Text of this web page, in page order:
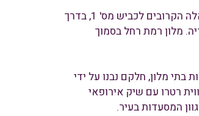
רוב בתי המלון בעיר, מתרכזים ב-4 מתחמים עיקריים: בכניסה לעיר, במרכזה, בקרבת העיר העתיקה ואלה הקרובים לכביש מס' 1, בדרך
מלון רמת רחל בסמוך
בתי מלון, חלקם נבנו על ידי
רטרו עם שיק אירופאי
המסעדות בעיר.